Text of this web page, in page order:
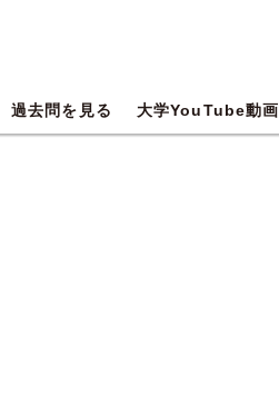
過去問を見る 大学YouTube動画